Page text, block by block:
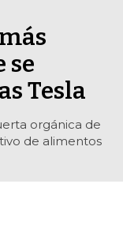
se
Tesla
orgánica de
de alimentos